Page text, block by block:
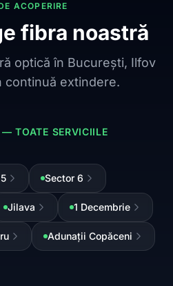
ACOPERIRE
fibra noastră
optică în București, Ilfov
continuă extindere.
— TOATE SERVICIILE
Sector 6
Jilava 1 Decembrie
Adunații Copăceni